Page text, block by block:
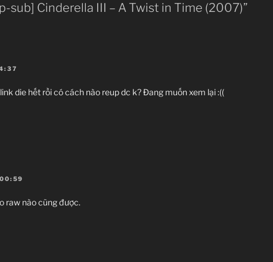
sub] Cinderella III – A Twist in Time (2007)”
die hết rồi có cách nào reup dc k? Đang muốn xem lại :((
raw nào cũng được.